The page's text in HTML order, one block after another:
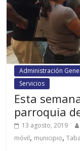
Administración
Servicios
Esta
parroquia
13 agosto, 2019
móvil, municipio,